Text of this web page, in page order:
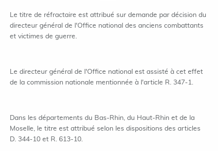
Le titre de réfractaire est attribué sur demande par décision du
directeur général de l'Office national des anciens combattants
et victimes de guerre.
Le directeur général de l'Office national est assisté à cet effet
de la commission nationale mentionnée à l'article R. 347-1.
Dans les départements du Bas-Rhin, du Haut-Rhin et de la
Moselle, le titre est attribué selon les dispositions des articles
D. 344-10 et R. 613-10.